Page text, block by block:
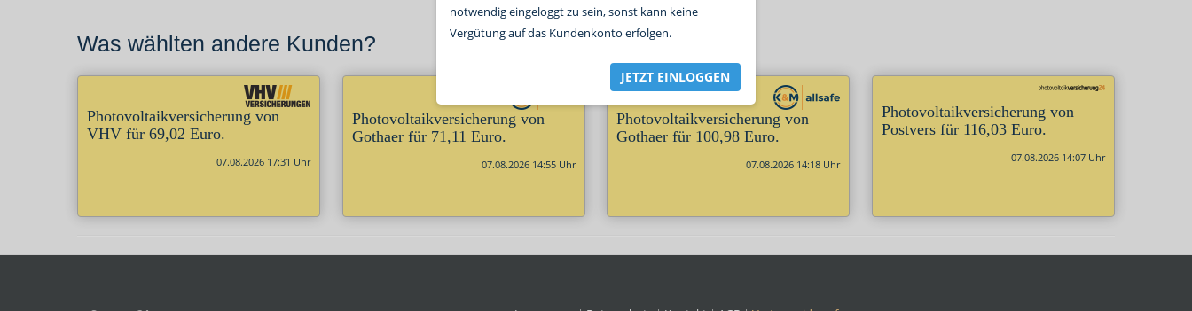
Was wählten andere Kunden?
Photovoltaikversicherung von
VHV für 69,02 Euro.
07.08.2026 17:31 Uhr
Photovoltaikversicherung von
Gothaer für 71,11 Euro.
07.08.2026 14:55 Uhr
Photovoltaikversicherung von
Gothaer für 100,98 Euro.
07.08.2026 14:18 Uhr
Photovoltaikversicherung von
Postvers für 116,03 Euro.
07.08.2026 14:07 Uhr
notwendig eingeloggt zu sein, sonst kann keine
Vergütung auf das Kundenkonto erfolgen.
JETZT EINLOGGEN